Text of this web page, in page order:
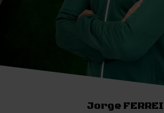
Jorge